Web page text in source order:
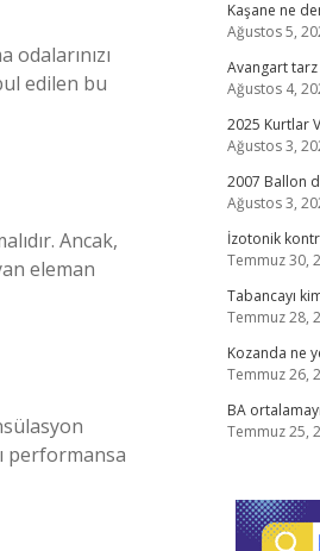
edilen bu
Ancak,
eleman
performansa
Kaşane ne
Ağustos 5,
Avangart
Ağustos 4,
2025 Kurtlar
Ağustos 3,
2007 Ballon
Ağustos 3,
İzotonik
Temmuz 30,
Tabancayı
Temmuz 28,
Kozanda ne
Temmuz 26,
BA
Temmuz 25,